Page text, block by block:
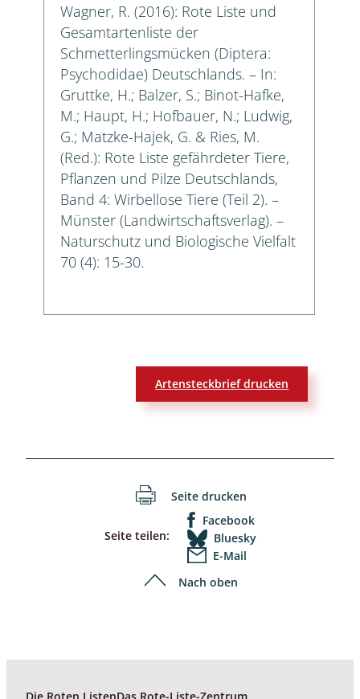
Wagner, R. (2016): Rote Liste und
Gesamtartenliste der
Schmetterlingsmücken (Diptera:
Psychodidae) Deutschlands. – In:
Gruttke, H.; Balzer, S.; Binot-Hafke,
M.; Haupt, H.; Hofbauer, N.; Ludwig,
G.; Matzke-Hajek, G. & Ries, M.
(Red.): Rote Liste gefährdeter Tiere,
Pflanzen und Pilze Deutschlands,
Band 4: Wirbellose Tiere (Teil 2). –
Münster (Landwirtschaftsverlag). –
Naturschutz und Biologische Vielfalt
70 (4): 15-30.
Artensteckbrief drucken
Seite drucken
Seite teilen:
Facebook
Bluesky
E-Mail
Nach oben